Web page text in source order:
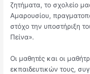
ζητήματα, το σχολείο
Αμαρουσίου,
στόχο την υποστήριξη
Πείνα».
Οι μαθητές και οι
εκπαιδευτικών τους,